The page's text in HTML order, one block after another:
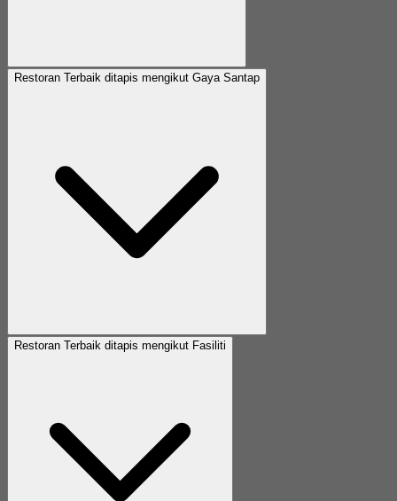
Restoran Terbaik ditapis mengikut Gaya Santap
Restoran Terbaik ditapis mengikut Fasiliti